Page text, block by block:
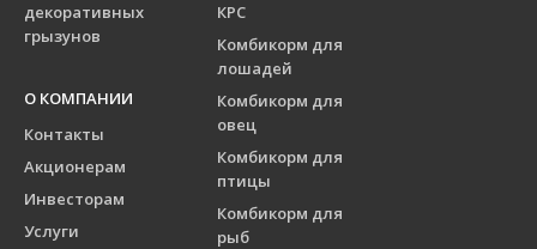
декоративных
грызунов
КРС
Комбикорм для
лошадей
Комбикорм для
овец
Комбикорм для
птицы
Комбикорм для
рыб
О КОМПАНИИ
Контакты
Акционерам
Инвесторам
Услуги